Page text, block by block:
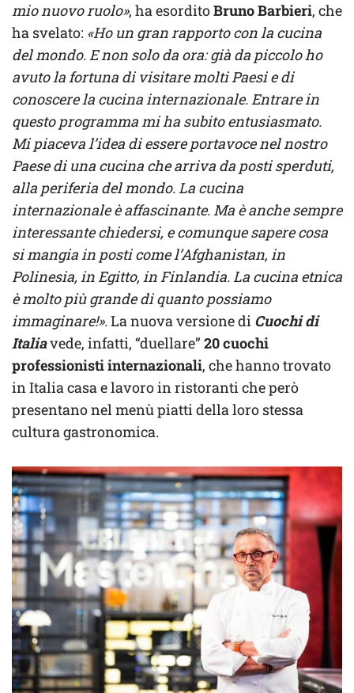
mio nuovo ruolo», ha esorditoBruno Barbieri, che
ha svelato: «Ho un gran rapporto con la cucina
del mondo. E non solo da ora: già da piccolo ho
avuto la fortuna di visitare molti Paesi e di
conoscere la cucina internazionale. Entrare in
questo programma mi ha subito entusiasmato.
Mi piaceva l’idea di essere portavoce nel nostro
Paese di una cucina che arriva da posti sperduti,
alla periferia del mondo. La cucina
internazionale è affascinante. Ma è anche sempre
interessante chiedersi, e comunque sapere cosa
si mangia in posti come l’Afghanistan, in
Polinesia, in Egitto, in Finlandia. La cucina etnica
è molto più grande di quanto possiamo
immaginare!».La nuova versione di Cuochi di
Italiavede, infatti, “duellare” 20 cuochi
professionisti internazionali, che hanno trovato
in Italia casa e lavoro in ristoranti che però
presentano nel menù piatti della loro stessa
cultura gastronomica.